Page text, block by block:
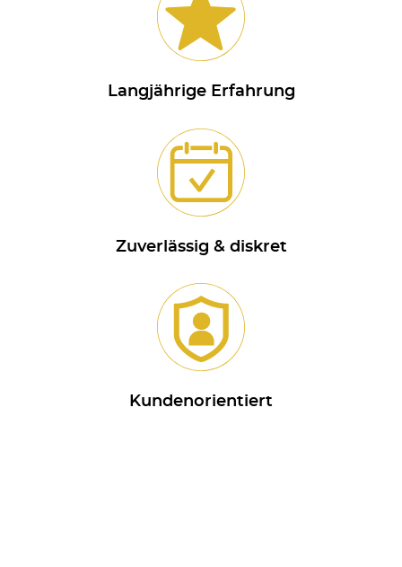
Langjährige Erfahrung
Zuverlässig & diskret
Kundenorientiert